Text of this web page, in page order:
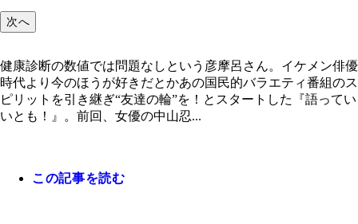
次へ
健康診断の数値では問題なしという彦摩呂さん。イケメン俳優
時代より今のほうが好きだとかあの国民的バラエティ番組のス
ピリットを引き継ぎ“友達の輪”を！とスタートした『語ってい
いとも！』。前回、女優の中山忍...
この記事を読む